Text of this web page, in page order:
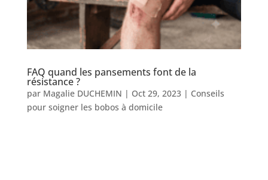
FAQ quand les pansements font de la
résistance ?
par Magalie DUCHEMIN | Oct 29, 2023| Conseils
pour soigner les bobos à domicile